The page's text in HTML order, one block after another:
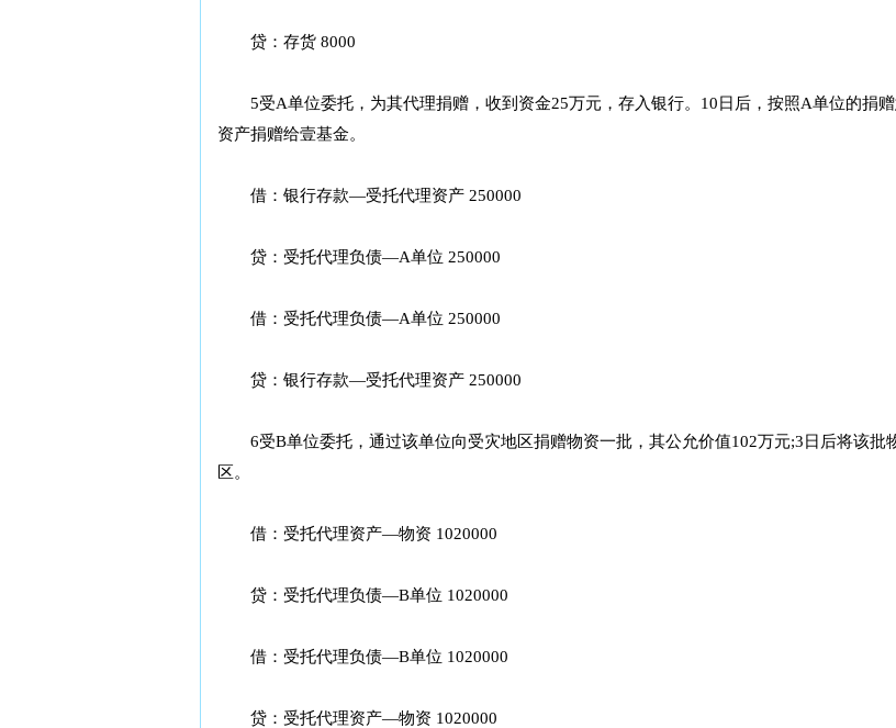
贷：存货 8000
5受A单位委托，为其代理捐赠，收到资金25万元，存入银行。10日后，按照A单位的捐
资产捐赠给壹基金。
借：银行存款—受托代理资产 250000
贷：受托代理负债—A单位 250000
借：受托代理负债—A单位 250000
贷：银行存款—受托代理资产 250000
6受B单位委托，通过该单位向受灾地区捐赠物资一批，其公允价值102万元;3日后将该批
区。
借：受托代理资产—物资 1020000
贷：受托代理负债—B单位 1020000
借：受托代理负债—B单位 1020000
贷：受托代理资产—物资 1020000